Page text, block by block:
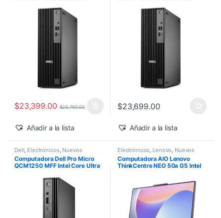
Windows 11 Pro
$23,399.00 $23,750.00
Añadir a la lista
Windows 11 Pro
$23,699.00
Añadir a la lista
Dell Electrónicos, Nuevos
Productos
Computadora Dell Pro Micro
QCM1250 MFF Intel Core Ultra
Windows 11 Pro
Electrónicos Lenovo Nuevos
Productos
Computadora AIO Lenovo
ThinkCentre NEO 50a G5 Intel
512GB SSD Windows 11 Pro